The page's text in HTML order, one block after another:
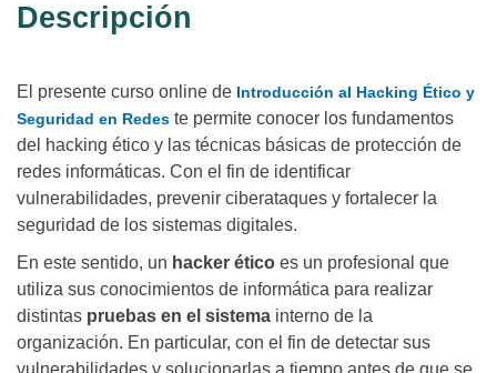
Descripción
El presente curso online de Introducción al Hacking Ético y
Seguridad en Redes te permite conocer los fundamentos
del hacking ético y las técnicas básicas de protección de
redes informáticas. Con el fin de identificar
vulnerabilidades, prevenir ciberataques y fortalecer la
seguridad de los sistemas digitales.
En este sentido, un hacker ético es un profesional que
utiliza sus conocimientos de informática para realizar
distintas pruebas en el sistema interno de la
organización. En particular, con el fin de detectar sus